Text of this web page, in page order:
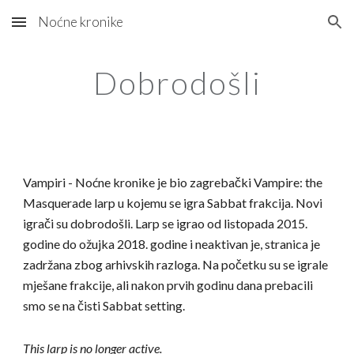
Skip to main content Skip to navigation
Noćne kronike
Dobrodošli
Vampiri - Noćne kronike je bio zagrebački Vampire: the
Masquerade larp u kojemu se igra Sabbat frakcija. Novi
igrači su dobrodošli. Larp se igrao od listopada 2015.
godine do ožujka 2018. godine i neaktivan je, stranica je
zadržana zbog arhivskih razloga. Na početku su se igrale
mješane frakcije, ali nakon prvih godinu dana prebacili
smo se na čisti Sabbat setting.
This larp is no longer active.